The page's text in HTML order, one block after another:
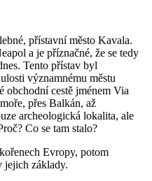
přístavní město Kavala.
a je příznačné, že se tedy
Tento přístav byl
významnému městu
obchodní cestě jménem Via
přes Balkán, až
archeologická lokalita, ale
Co se tam stalo?
Evropy, potom
jejich základy.